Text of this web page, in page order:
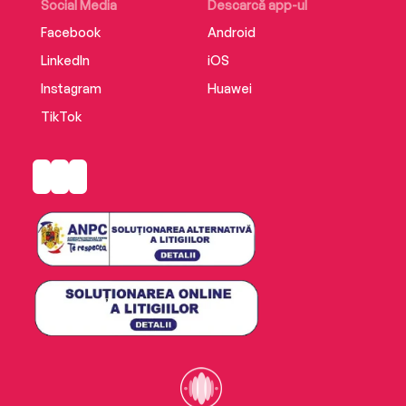
Social Media
Facebook
LinkedIn
Instagram
TikTok
Descarcă app-ul
Android
iOS
Huawei